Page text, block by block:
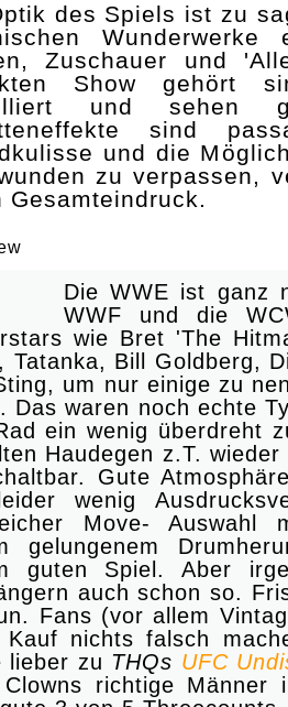
des Spiels ist zu
Zuschauer und
Show gehört
und sehen
sind
und die
zu verpassen,
Gesamteindruck.
Die WWE ist ganz
WWF und die
wie Bret 'The
Tatanka, Bill Goldberg,
um nur einige zu
Das waren noch echte
ein wenig überdreht
Haudegen z.T.
Gute
wenig
Move- Auswahl
gelungenem
guten Spiel. Aber
auch schon so.
Fans (vor allem
Kauf nichts falsch
lieber zu THQs UFC
richtige Männer